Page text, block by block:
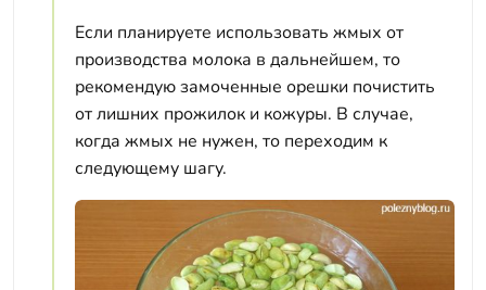
Если планируете использовать жмых от
производства молока в дальнейшем, то
рекомендую замоченные орешки почистить
от лишних прожилок и кожуры. В случае,
когда жмых не нужен, то переходим к
следующему шагу.